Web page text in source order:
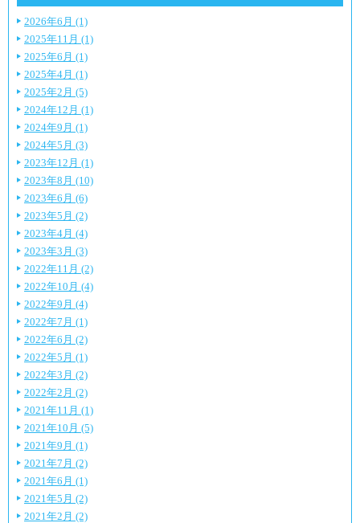
2026年6月 (1)
2025年11月 (1)
2025年6月 (1)
2025年4月 (1)
2025年2月 (5)
2024年12月 (1)
2024年9月 (1)
2024年5月 (3)
2023年12月 (1)
2023年8月 (10)
2023年6月 (6)
2023年5月 (2)
2023年4月 (4)
2023年3月 (3)
2022年11月 (2)
2022年10月 (4)
2022年9月 (4)
2022年7月 (1)
2022年6月 (2)
2022年5月 (1)
2022年3月 (2)
2022年2月 (2)
2021年11月 (1)
2021年10月 (5)
2021年9月 (1)
2021年7月 (2)
2021年6月 (1)
2021年5月 (2)
2021年2月 (2)